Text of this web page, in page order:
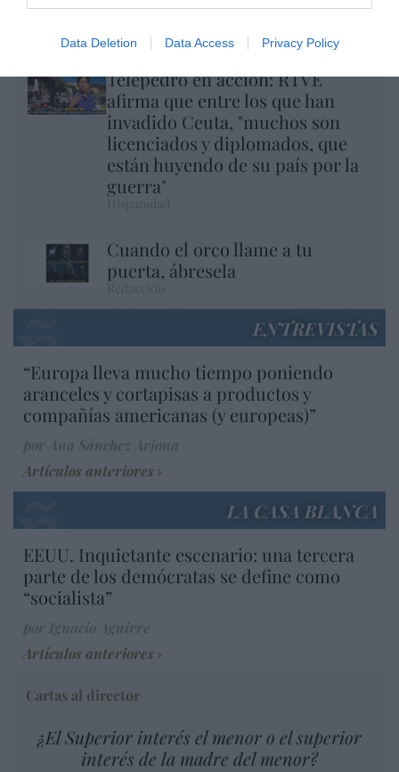
Data Deletion Data Access Privacy Policy
El regalo de 'Mojamé'
Telepedro en acción: RTVE
afirma que entre los que han
invadido Ceuta, "muchos son
licenciados y diplomados, que
están huyendo de su país por la
guerra"
Cuando el orco llame a tu
puerta, ábresela
ENTREVISTAS
“Europa lleva mucho tiempo poniendo
aranceles y cortapisas a productos y
compañías americanas (y europeas)”
Artículos anteriores
LA CASA BLANCA
EEUU. Inquietante escenario: una tercera
parte de los demócratas se define como
“socialista”
Artículos anteriores
Cartas al director
¿El Superior interés el menor o el superior
interés de la madre del menor?